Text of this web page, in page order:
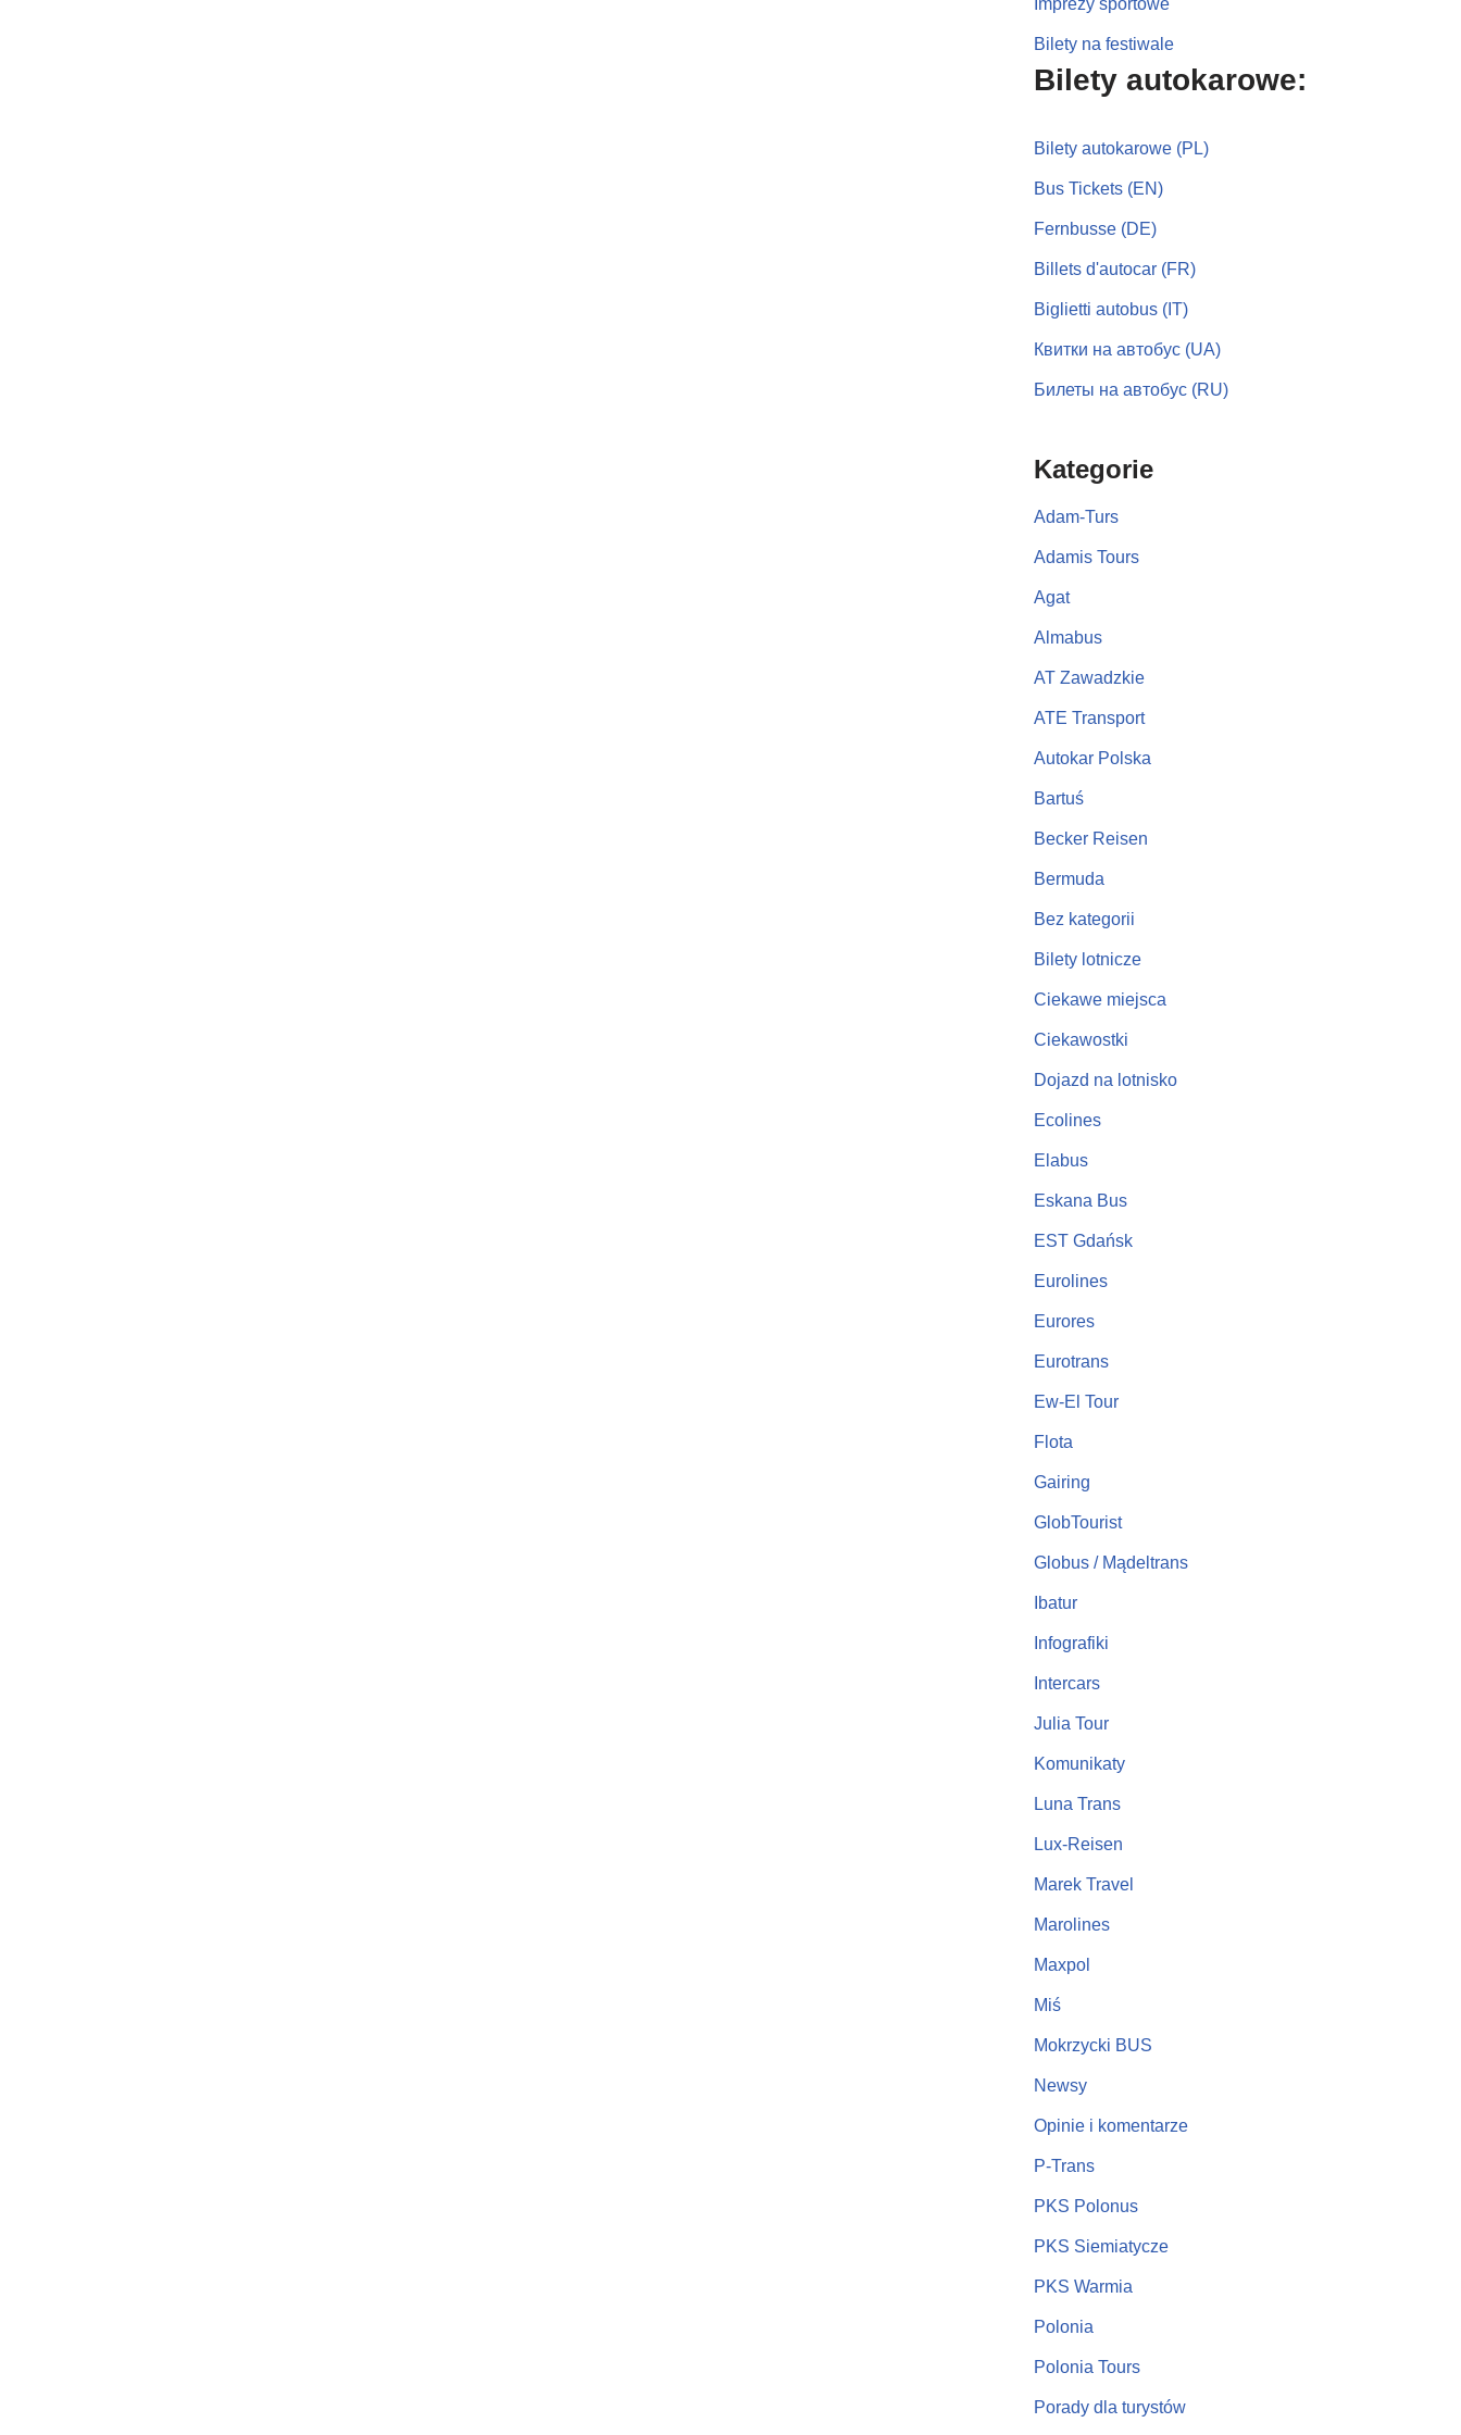
Imprezy sportowe
Bilety na festiwale
Bilety autokarowe:
Bilety autokarowe (PL)
Bus Tickets (EN)
Fernbusse (DE)
Billets d'autocar (FR)
Biglietti autobus (IT)
Квитки на автобус (UA)
Билеты на автобус (RU)
Kategorie
Adam-Turs
Adamis Tours
Agat
Almabus
AT Zawadzkie
ATE Transport
Autokar Polska
Bartuś
Becker Reisen
Bermuda
Bez kategorii
Bilety lotnicze
Ciekawe miejsca
Ciekawostki
Dojazd na lotnisko
Ecolines
Elabus
Eskana Bus
EST Gdańsk
Eurolines
Eurores
Eurotrans
Ew-El Tour
Flota
Gairing
GlobTourist
Globus / Mądeltrans
Ibatur
Infografiki
Intercars
Julia Tour
Komunikaty
Luna Trans
Lux-Reisen
Marek Travel
Marolines
Maxpol
Miś
Mokrzycki BUS
Newsy
Opinie i komentarze
P-Trans
PKS Polonus
PKS Siemiatycze
PKS Warmia
Polonia
Polonia Tours
Porady dla turystów